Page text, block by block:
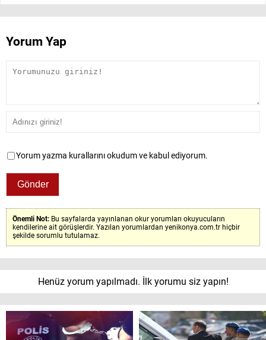
Yorum Yap
Yorum yazma kurallarını okudum ve kabul ediyorum.
Önemli Not: Bu sayfalarda yayınlanan okur yorumları okuyucuların
kendilerine ait görüşlerdir. Yazılan yorumlardan yenikonya.com.tr hiçbir
şekilde sorumlu tutulamaz.
Henüz yorum yapılmadı. İlk yorumu siz yapın!